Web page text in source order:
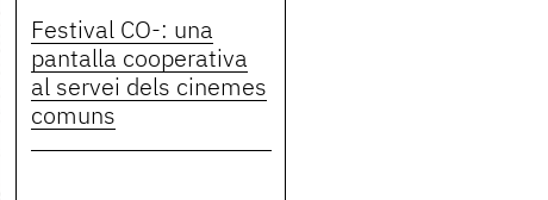
Festival CO-: una
pantalla cooperativa
al servei dels cinemes
comuns